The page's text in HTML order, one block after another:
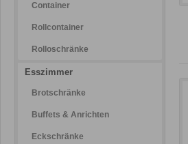
Container
Rollcontainer
Rolloschränke
Esszimmer
Brotschränke
Buffets & Anrichten
Eckschränke